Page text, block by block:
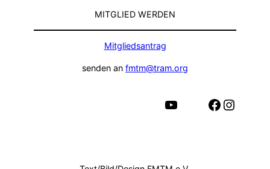
MITGLIED WERDEN
Mitgliedsantrag
senden an fmtm@tram.org
Facebook Instagram
YouTube